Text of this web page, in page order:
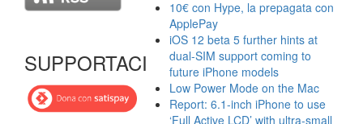
SUPPORTACI
10€ con Hype, la prepagata con
ApplePay
iOS 12 beta 5 further hints at
dual-SIM support coming to
future iPhone models
Low Power Mode on the Mac
Report: 6.1-inch iPhone to use
‘Full Active LCD’ with ultra-small